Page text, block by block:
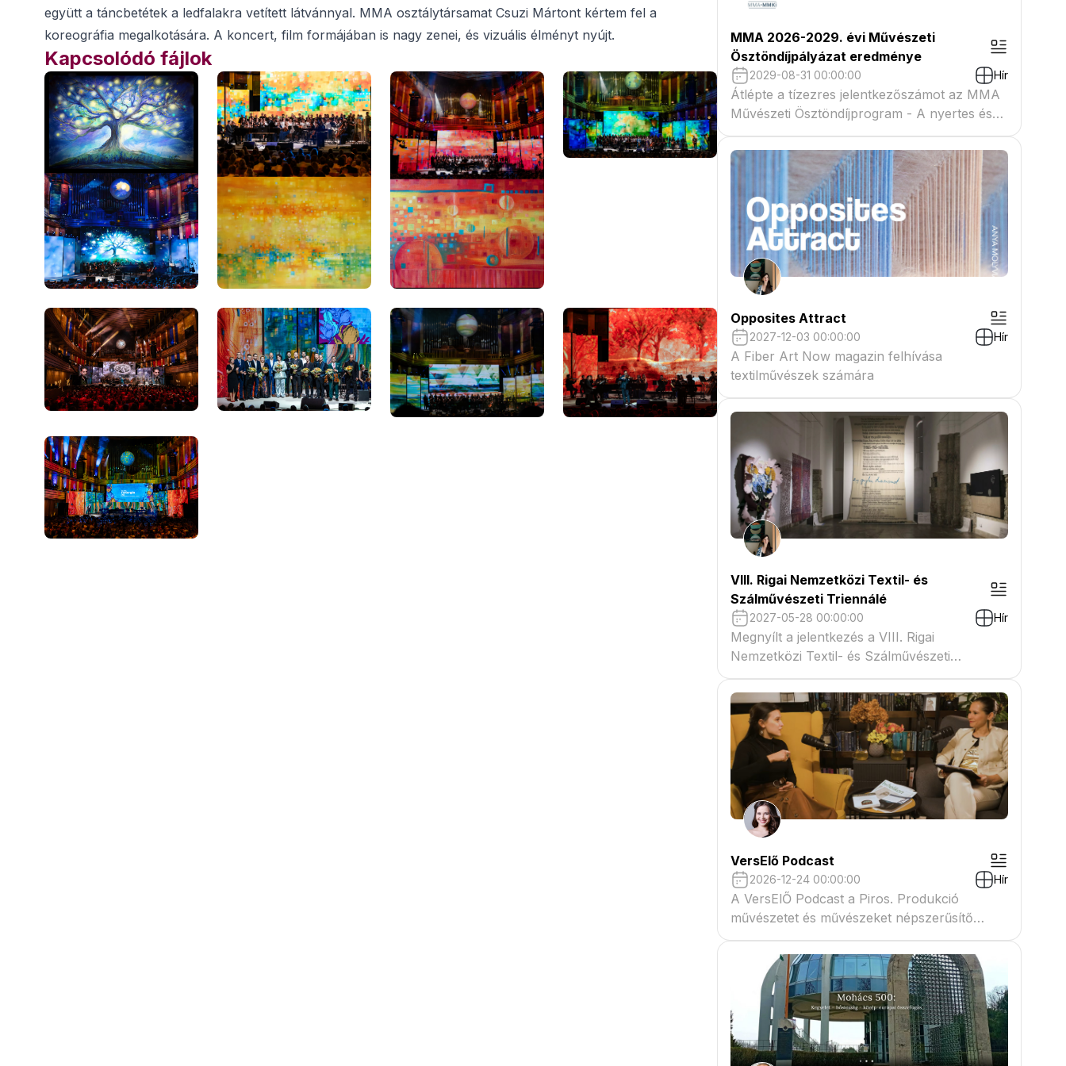
együtt a táncbetétek a ledfalakra vetített látvánnyal. MMA osztálytársamat Csuzi Mártont kértem fel a
koreográfia megalkotására. A koncert, film formájában is nagy zenei, és vizuális élményt nyújt.
Kapcsolódó fájlok
MMA 2026-2029. évi Művészeti
Ösztöndíjpályázat eredménye
2029-08-31 00:00:00 Hír
Átlépte a tízezres jelentkezőszámot az MMA
Művészeti Ösztöndíjprogram - A nyertes és
tartaléklistás pályázók névsora megtekinthető
a csatolmányban
Opposites Attract
2027-12-03 00:00:00 Hír
A Fiber Art Now magazin felhívása
textilművészek számára
VIII. Rigai Nemzetközi Textil- és
Szálművészeti Triennálé
2027-05-28 00:00:00 Hír
Megnyílt a jelentkezés a VIII. Rigai
Nemzetközi Textil- és Szálművészeti
Triennáléra
VersElő Podcast
2026-12-24 00:00:00 Hír
A VersElŐ Podcast a Piros. Produkció
művészetet és művészeket népszerűsítő
beszélgető műsora